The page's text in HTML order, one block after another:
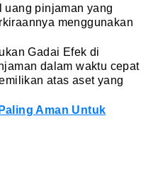
uang pinjaman yang
menggunakan
Gadai Efek di
dalam waktu cepat
atas aset yang
Aman Untuk